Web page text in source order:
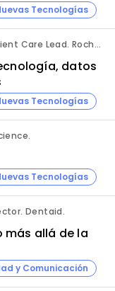
Tecnologías
Núria Piella. CoreLab and Near Patient Care Lead. Roche Diagnostics España.
datos
Tecnologías
Tecnologías
Dentaid.
más allá de la
y Comunicación